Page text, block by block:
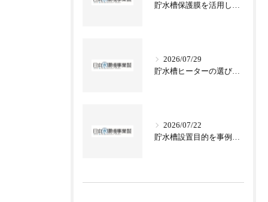
貯水槽保護膜を活用した愛知県名古屋市津島市の適切な管理方法と法令対応
2026/07/29
貯水槽ヒーターの選び方と電気代や節約テクニックを徹底解説
2026/07/22
貯水槽設置目的を事例で学ぶ愛知県名古屋市常滑市の水道基準と災害対策